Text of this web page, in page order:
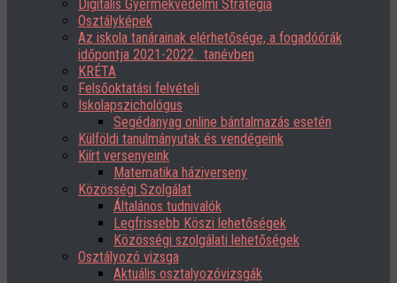
Digitális Gyermekvédelmi Stratégia
Osztályképek
Az iskola tanárainak elérhetősége, a fogadóórák
időpontja 2021-2022. tanévben
KRÉTA
Felsőoktatási felvételi
Iskolapszichológus
Segédanyag online bántalmazás esetén
Külföldi tanulmányutak és vendégeink
Kiírt versenyeink
Matematika háziverseny
Közösségi Szolgálat
Általános tudnivalók
Legfrissebb Köszi lehetőségek
Közösségi szolgálati lehetőségek
Osztályozó vizsga
Aktuális osztalyozóvizsgák